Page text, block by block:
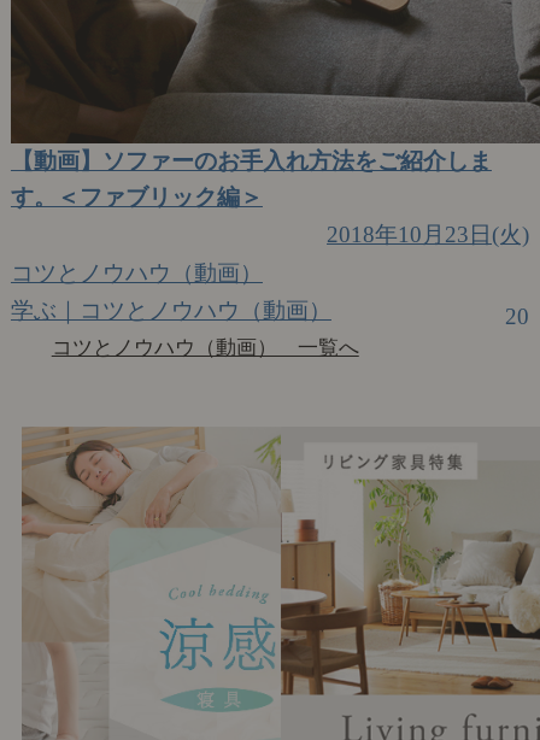
【動画】ソファーのお手入れ方法をご紹介しま
す。＜ファブリック編＞
2018年10月23日(火)
コツとノウハウ（動画）
学ぶ｜コツとノウハウ（動画）
20
コツとノウハウ（動画） 一覧へ